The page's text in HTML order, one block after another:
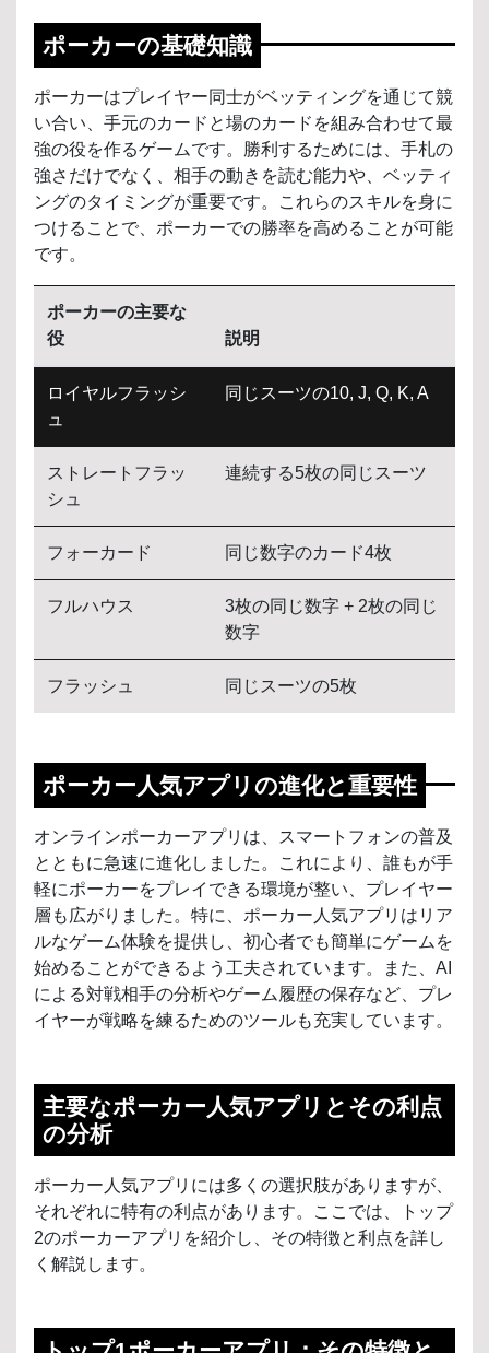
ポーカーの基礎知識
ポーカーはプレイヤー同士がベッティングを通じて競
い合い、手元のカードと場のカードを組み合わせて最
強の役を作るゲームです。勝利するためには、手札の
強さだけでなく、相手の動きを読む能力や、ベッティ
ングのタイミングが重要です。これらのスキルを身に
つけることで、ポーカーでの勝率を高めることが可能
です。
ポーカーの主要な
役
説明
ロイヤルフラッシ
ュ
同じスーツの10, J, Q, K, A
ストレートフラッ
シュ
連続する5枚の同じスーツ
フォーカード 同じ数字のカード4枚
フルハウス
3枚の同じ数字 + 2枚の同じ
数字
フラッシュ 同じスーツの5枚
ポーカー人気アプリの進化と重要性
オンラインポーカーアプリは、スマートフォンの普及
とともに急速に進化しました。これにより、誰もが手
軽にポーカーをプレイできる環境が整い、プレイヤー
層も広がりました。特に、ポーカー人気アプリはリア
ルなゲーム体験を提供し、初心者でも簡単にゲームを
始めることができるよう工夫されています。また、AI
による対戦相手の分析やゲーム履歴の保存など、プレ
イヤーが戦略を練るためのツールも充実しています。
主要なポーカー人気アプリとその利点
の分析
ポーカー人気アプリには多くの選択肢がありますが、
それぞれに特有の利点があります。ここでは、トップ
2のポーカーアプリを紹介し、その特徴と利点を詳し
く解説します。